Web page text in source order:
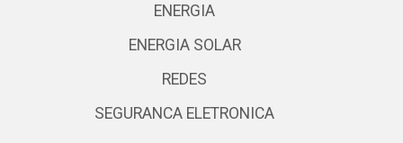
ENERGIA
ENERGIA SOLAR
REDES
SEGURANCA ELETRONICA